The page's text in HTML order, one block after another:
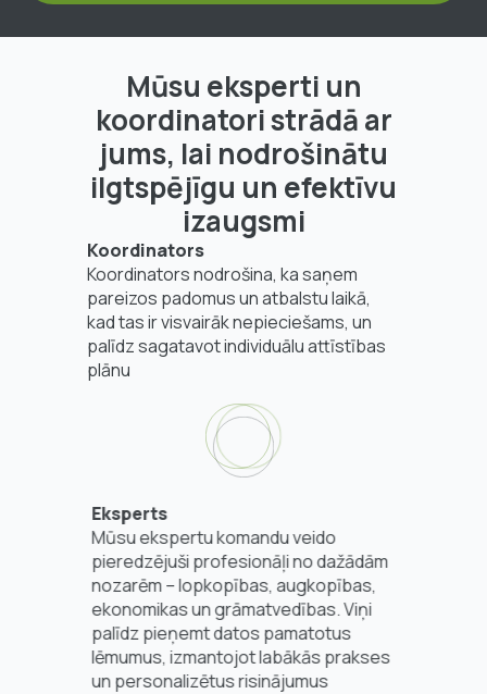
Mūsu eksperti un
koordinatori strādā ar
jums, lai nodrošinātu
ilgtspējīgu un efektīvu
izaugsmi
Koordinators
Koordinators nodrošina, ka saņem
pareizos padomus un atbalstu laikā,
kad tas ir visvairāk nepieciešams, un
palīdz sagatavot individuālu attīstības
plānu
Eksperts
Mūsu ekspertu komandu veido
pieredzējuši profesionāļi no dažādām
nozarēm – lopkopības, augkopības,
ekonomikas un grāmatvedības. Viņi
palīdz pieņemt datos pamatotus
lēmumus, izmantojot labākās prakses
un personalizētus risinājumus